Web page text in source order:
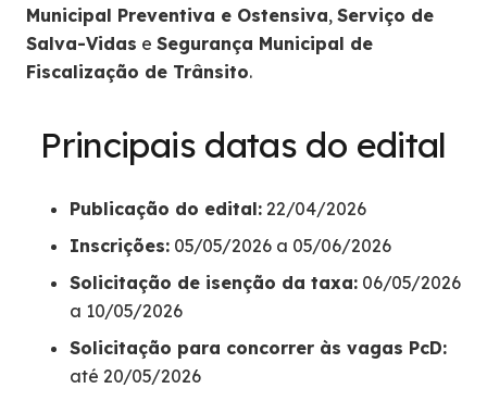
Municipal Preventiva e Ostensiva, Serviço de
Salva-Vidas e Segurança Municipal de
Fiscalização de Trânsito.
Principais datas do edital
Publicação do edital: 22/04/2026
Inscrições: 05/05/2026 a 05/06/2026
Solicitação de isenção da taxa: 06/05/2026
a 10/05/2026
Solicitação para concorrer às vagas PcD:
até 20/05/2026